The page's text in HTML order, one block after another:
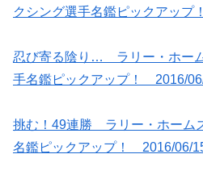
クシング選手名鑑ピックアッ
忍び寄る陰り… ラリー・ホー
手名鑑ピックアップ！ 2016/
挑む！49連勝 ラリー・ホー
名鑑ピックアップ！ 2016/06/